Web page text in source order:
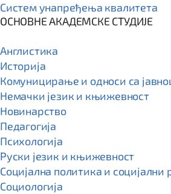
Систем унапређења квалитета
ОСНОВНЕ АКАДЕМСКЕ СТУДИЈЕ
Англистика
Историја
Комуницирање и односи са
Немачки језик и књижевност
Новинарство
Педагогија
Психологија
Руски језик и књижевност
Социјална политика и социјални
Социологија